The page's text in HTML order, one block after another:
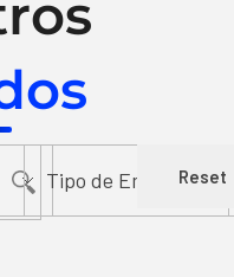
Reset